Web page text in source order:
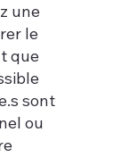
une
le
que
sont
ou